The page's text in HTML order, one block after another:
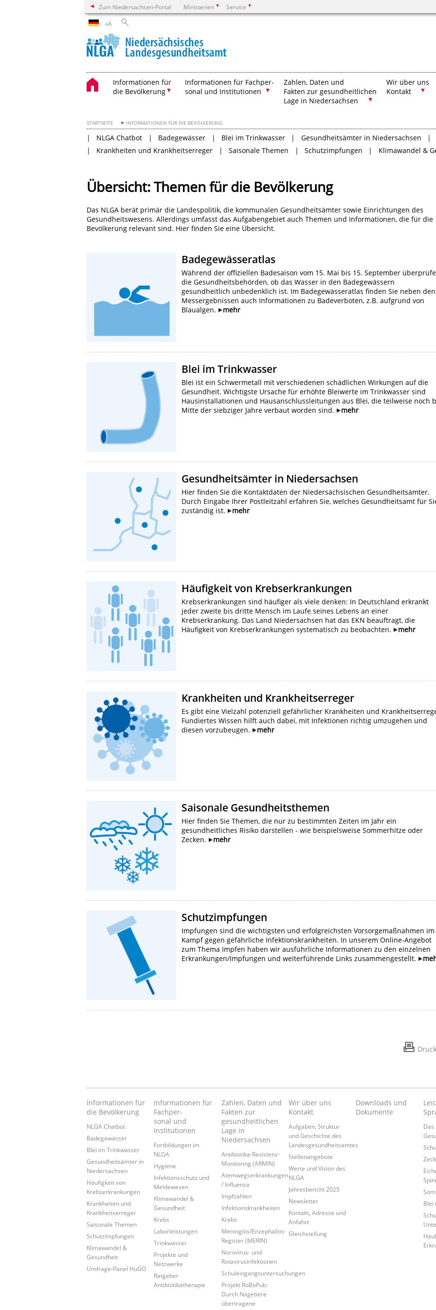
Zum Niedersachsen-Portal Ministerien Service
AA
Informationen für
die Bevölkerung
Informationen für Fachper-
sonal und Institutionen
Zahlen, Daten und
Fakten zur gesundheitlichen
Lage in Niedersachsen
Wir über uns
Kontakt
STARTSEITE INFORMATIONEN FÜR DIE BEVÖLKERUNG
NLGA Chatbot Badegewässer Blei im Trinkwasser
Gesundheitsämter in Niedersachsen
Krankheiten und Krankheitserreger
Saisonale Themen Schutzimpfungen Klimawandel &
Übersicht: Themen für die Bevölkerung
Das NLGA berät primär die Landespolitik, die kommunalen Gesundheitsämter sowie Einrichtungen des
Gesundheitswesens. Allerdings umfasst das Aufgabengebiet auch Themen und Informationen, die für die
Bevölkerung relevant sind. Hier finden Sie eine Übersicht.
Badegewässeratlas
Während der offiziellen Badesaison vom 15. Mai bis 15. September
die Gesundheitsbehörden, ob das Wasser in den Badegewässern
gesundheitlich unbedenklich ist. Im Badegewässeratlas finden Sie neben den
Messergebnissen auch Informationen zu Badeverboten, z.B. aufgrund von
Blaualgen.
mehr
Blei im Trinkwasser
Blei ist ein Schwermetall mit verschiedenen schädlichen Wirkungen auf die
Gesundheit. Wichtigste Ursache für erhöhte Bleiwerte im Trinkwasser sind
Hausinstallationen und Hausanschlussleitungen aus Blei, die teilweise noch
Mitte der siebziger Jahre verbaut worden sind.
mehr
Gesundheitsämter in Niedersachsen
Hier finden Sie die Kontaktdaten der Niedersächsischen Gesundheitsämter.
Durch Eingabe Ihrer Postleitzahl erfahren Sie, welches Gesundheitsamt für
zuständig ist.
mehr
Häufigkeit von Krebserkrankungen
Krebserkrankungen sind häufiger als viele denken: In Deutschland erkrankt
jeder zweite bis dritte Mensch im Laufe seines Lebens an einer
Krebserkrankung. Das Land Niedersachsen hat das EKN beauftragt, die
Häufigkeit von Krebserkrankungen systematisch zu beobachten.
mehr
Krankheiten und Krankheitserreger
Es gibt eine Vielzahl potenziell gefährlicher Krankheiten und
Fundiertes Wissen hilft auch dabei, mit Infektionen richtig umzugehen und
diesen vorzubeugen.
mehr
Saisonale Gesundheitsthemen
Hier finden Sie Themen, die nur zu bestimmten Zeiten im Jahr ein
gesundheitliches Risiko darstellen - wie beispielsweise Sommerhitze oder
Zecken.
mehr
Schutzimpfungen
Impfungen sind die wichtigsten und erfolgreichsten Vorsorgemaßnahmen im
Kampf gegen gefährliche Infektionskrankheiten. In unserem Online-Angebot
zum Thema Impfen haben wir ausführliche Informationen zu den einzelnen
Erkrankungen/Impfungen und weiterführende Links zusammengestellt.
Informationen für
die Bevölkerung
NLGA Chatbot
Badegewässer
Blei im Trinkwasser
Gesundheitsämter in
Niedersachsen
Häufigkeit von
Krebserkrankungen
Krankheiten und
Krankheitserreger
Saisonale Themen
Schutzimpfungen
Klimawandel &
Gesundheit
Umfrage-Panel HuGO
Informationen für
Fachper-
sonal und
Institutionen
Fortbildungen im
NLGA
Hygiene
Infektionsschutz und
Meldewesen
Klimawandel &
Gesundheit
Krebs
Laborleistungen
Trinkwasser
Projekte und
Netzwerke
Ratgeber
Antibiotikatherapie
Zahlen, Daten und
Fakten zur
gesundheitlichen
Lage in
Niedersachsen
Antibiotika-Resistenz-
Monitoring (ARMIN)
Atemwegserkrankungen
/ Influenza
Impfzahlen
Infektionskrankheiten
Krebs
Meningitis/Enzephalitis-
Register (MERIN)
Norovirus- und
Rotavirusinfektionen
Schuleingangsuntersuchungen
Projekt RoBoPub:
Durch Nagetiere
übertragene
Wir über uns
Kontakt
Aufgaben, Struktur
und Geschichte des
Landesgesundheitsamtes
Stellenangebote
Werte und Vision des
NLGA
Jahresbericht 2025
Newsletter
Kontakt, Adresse und
Anfahrt
Gleichstellung
Downloads und
Dokumente
Das
Blei